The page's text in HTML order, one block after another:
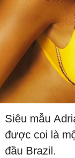
Siêu mẫu
được coi là
đầu Brazil.